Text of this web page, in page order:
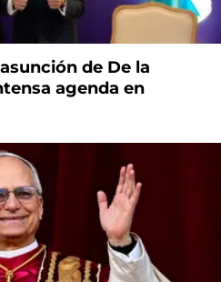
de De la
agenda en